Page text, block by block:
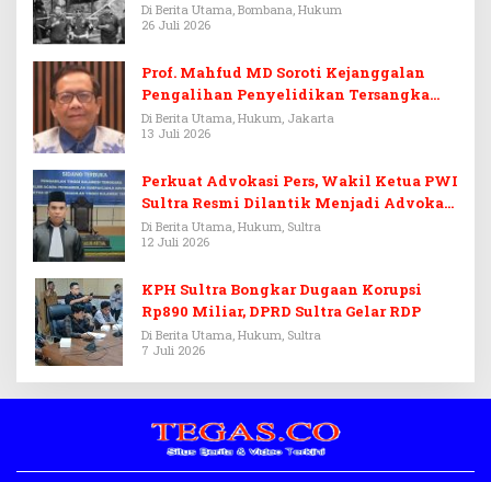
Di Berita Utama, Bombana, Hukum
26 Juli 2026
Prof. Mahfud MD Soroti Kejanggalan
Pengalihan Penyelidikan Tersangka
Febrie Adriansyah
Di Berita Utama, Hukum, Jakarta
13 Juli 2026
Perkuat Advokasi Pers, Wakil Ketua PWI
Sultra Resmi Dilantik Menjadi Advokat
PERADI
Di Berita Utama, Hukum, Sultra
12 Juli 2026
KPH Sultra Bongkar Dugaan Korupsi
Rp890 Miliar, DPRD Sultra Gelar RDP
Di Berita Utama, Hukum, Sultra
7 Juli 2026